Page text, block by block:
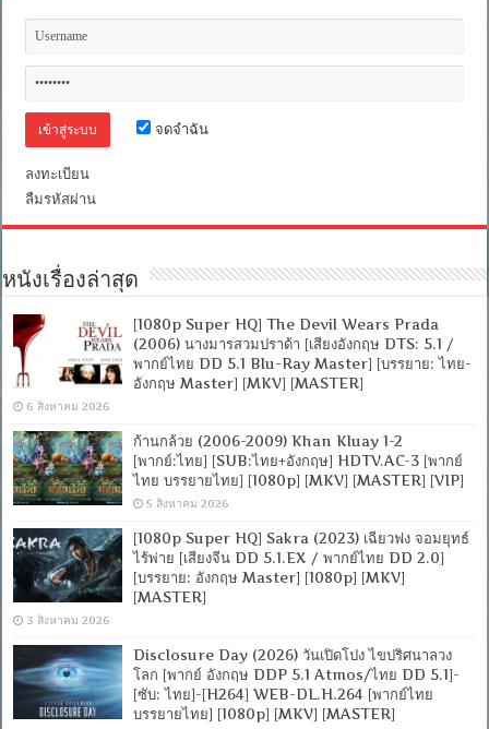
5.1]
อังกฤษ]
[ONE2UP]
จดจำฉัน
ลงทะเบียน
ลืมรหัสผ่าน
หนังเรื่องล่าสุด
[1080p Super HQ] The Devil Wears Prada
(2006) นางมารสวมปราด้า [เสียงอังกฤษ DTS: 5.1 /
พากย์ไทย DD 5.1 Blu-Ray Master] [บรรยาย: ไทย-
อังกฤษ Master] [MKV] [MASTER]
6 สิงหาคม 2026
ก้านกล้วย (2006-2009) Khan Kluay 1-2
[พากย์:ไทย] [SUB:ไทย+อังกฤษ] HDTV.AC-3 [พากย์
ไทย บรรยายไทย] [1080p] [MKV] [MASTER] [VIP]
5 สิงหาคม 2026
[1080p Super HQ] Sakra (2023) เฉียวฟง จอมยุทธ์
ไร้พ่าย [เสียงจีน DD 5.1.EX / พากย์ไทย DD 2.0]
[บรรยาย: อังกฤษ Master] [1080p] [MKV]
[MASTER]
3 สิงหาคม 2026
Disclosure Day (2026) วันเปิดโปง ไขปริศนาลวง
โลก [พากย์ อังกฤษ DDP 5.1 Atmos/ไทย DD 5.1]-
[ซับ: ไทย]-[H264] WEB-DL.H.264 [พากย์ไทย
บรรยายไทย] [1080p] [MKV] [MASTER]